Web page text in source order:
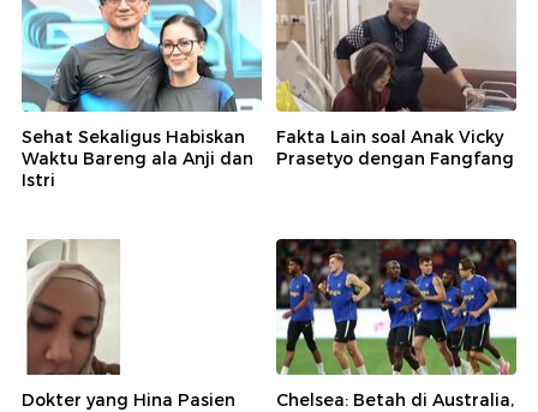
Sehat Sekaligus Habiskan
Waktu Bareng ala Anji dan
Istri
Fakta Lain soal Anak Vicky
Prasetyo dengan Fangfang
Dokter yang Hina Pasien
Chelsea: Betah di Australia,